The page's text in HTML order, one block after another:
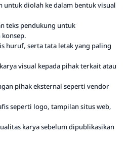
untuk diolah ke dalam bentuk visual
teks pendukung untuk
huruf, serta tata letak yang paling
visual kepada pihak terkait atau
pihak eksternal seperti vendor
seperti logo, tampilan situs web,
karya sebelum dipublikasikan